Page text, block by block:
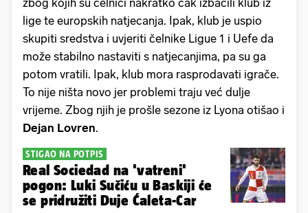
lige te europskih natjecanja. Ipak, klub je uspio
skupiti sredstva i uvjeriti čelnike Ligue 1 i Uefe da
može stabilno nastaviti s natjecanjima, pa su ga
potom vratili. Ipak, klub mora rasprodavati igrače.
To nije ništa novo jer problemi traju već dulje
vrijeme. Zbog njih je prošle sezone iz Lyona otišao i
Dejan Lovren.
STIGAO NA POTPIS
Real Sociedad na 'vatreni'
pogon: Luki Sučiću u Baskiji će
se pridružiti Duje Ćaleta-Car